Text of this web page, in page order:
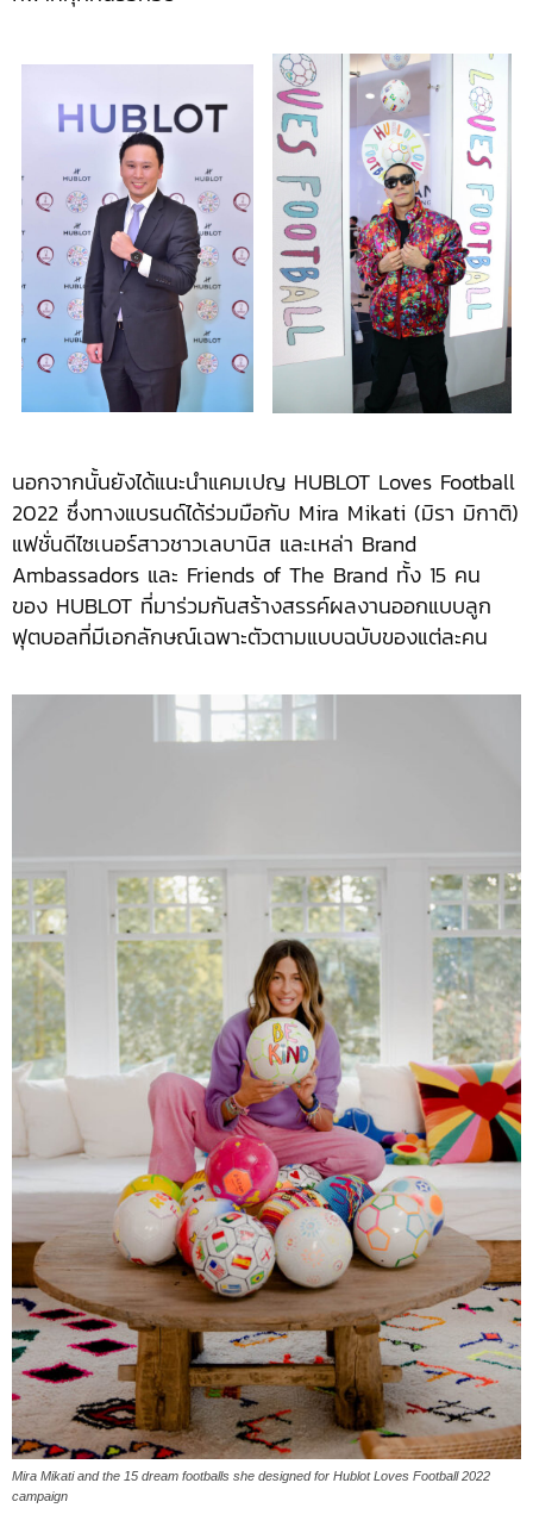
นอกจากนั้นยังได้แนะนำแคมเปญ HUBLOT Loves Football
2022 ซึ่งทางแบรนด์ได้ร่วมมือกับ Mira Mikati (มิรา มิกาติ)
แฟชั่นดีไซเนอร์สาวชาวเลบานิส และเหล่า Brand
Ambassadors และ Friends of The Brand ทั้ง 15 คน
ของ HUBLOT ที่มาร่วมกันสร้างสรรค์ผลงานออกแบบลูก
ฟุตบอลที่มีเอกลักษณ์เฉพาะตัวตามแบบฉบับของแต่ละคน
Mira Mikati and the 15 dream footballs she designed for Hublot Loves Football 2022
campaign